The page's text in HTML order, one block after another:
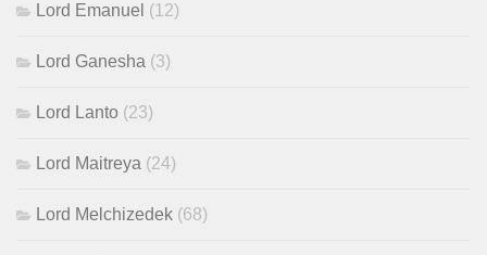
Lord Emanuel (12)
Lord Ganesha (3)
Lord Lanto (23)
Lord Maitreya (24)
Lord Melchizedek (68)